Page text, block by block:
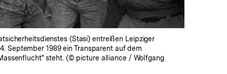
(Stasi) entreißen Leipziger
September 1989 ein Transparent auf dem
steht. (© picture alliance / Wolfgang